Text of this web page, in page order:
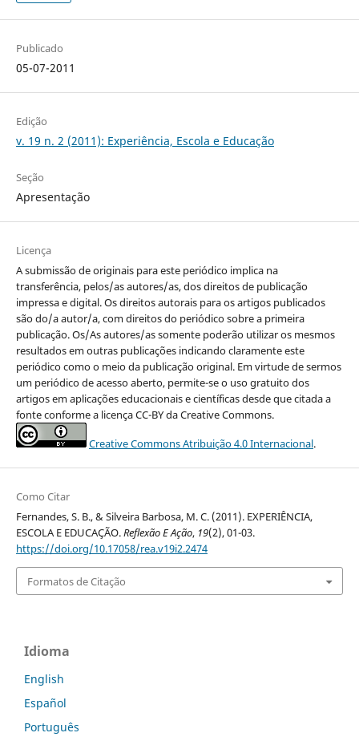
Publicado
05-07-2011
Edição
v. 19 n. 2 (2011): Experiência, Escola e Educação
Seção
Apresentação
Licença
A submissão de originais para este periódico implica na
transferência, pelos/as autores/as, dos direitos de publicação
impressa e digital. Os direitos autorais para os artigos publicados
são do/a autor/a, com direitos do periódico sobre a primeira
publicação. Os/As autores/as somente poderão utilizar os mesmos
resultados em outras publicações indicando claramente este
periódico como o meio da publicação original. Em virtude de sermos
um periódico de acesso aberto, permite-se o uso gratuito dos
artigos em aplicações educacionais e científicas desde que citada a
fonte conforme a licença CC-BY da Creative Commons.
Creative Commons Atribuição 4.0 Internacional.
Como Citar
Fernandes, S. B., & Silveira Barbosa, M. C. (2011). EXPERIÊNCIA,
ESCOLA E EDUCAÇÃO.Reflexão E Ação, 19(2), 01-03.
https://doi.org/10.17058/rea.v19i2.2474
Formatos de Citação
Idioma
English
Español
Português